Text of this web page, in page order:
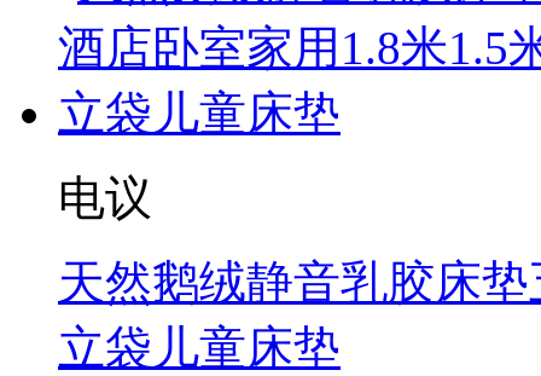
电议
天然鹅绒静音乳胶床
立袋儿童床垫